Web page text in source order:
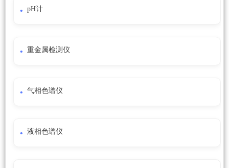
pH计
重金属检测仪
气相色谱仪
液相色谱仪